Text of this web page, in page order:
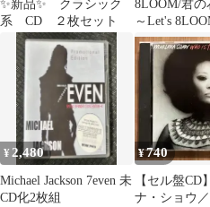
✨新品✨ クラシック
系 CD ２枚セット
8LOOM/君の
～Let's
TOUR～7人
¥2,480
Michael Jackson 7even 未
CD化2枚組
¥740
【セル盤CD
ナ・ショウ